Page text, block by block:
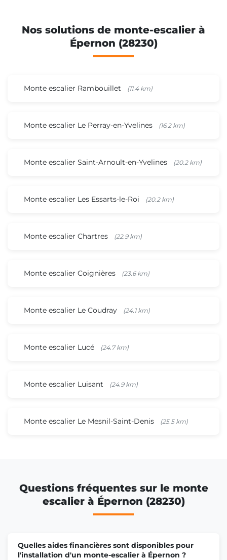
Nos solutions de monte-escalier à
Épernon (28230)
Monte escalier Rambouillet (11.4 km)
Monte escalier Le Perray-en-Yvelines (16.2 km)
Monte escalier Saint-Arnoult-en-Yvelines (20.2 km)
Monte escalier Les Essarts-le-Roi (20.2 km)
Monte escalier Chartres (22.9 km)
Monte escalier Coignières (23.6 km)
Monte escalier Le Coudray (24.1 km)
Monte escalier Lucé (24.7 km)
Monte escalier Luisant (24.9 km)
Monte escalier Le Mesnil-Saint-Denis (25.5 km)
Questions fréquentes sur le monte
escalier à Épernon (28230)
Quelles aides financières sont disponibles pour
l'installation d'un monte-escalier à Épernon ?